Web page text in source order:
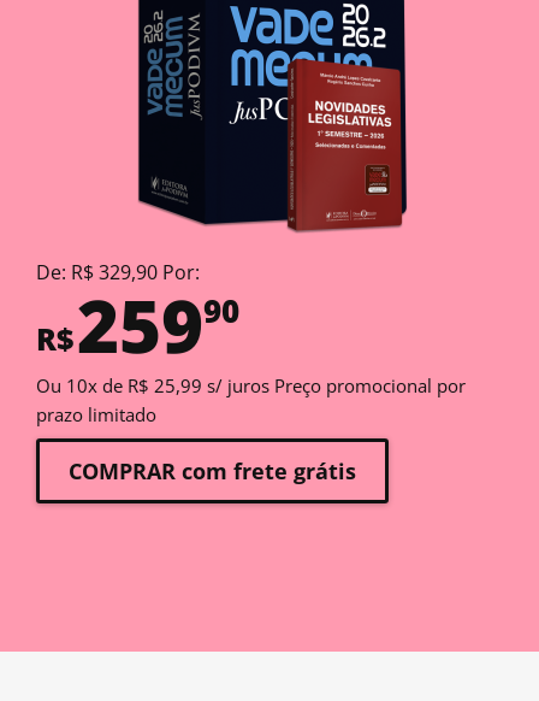
De: R$ 329,90 Por:
R$25990
Ou 10x de R$ 25,99 s/ juros Preço promocional por
prazo limitado
COMPRAR com frete grátis